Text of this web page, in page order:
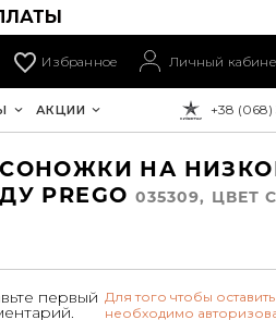
Избранное Личный
К ОПЛАТЕ:
+38 (068)
АКЦИИ
НА
PREGO 035309, ЦВЕТ
первый Для того чтобы
необходимо